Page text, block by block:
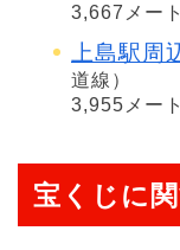
3,667メー
上島駅周
道線）
3,955メー
宝くじに